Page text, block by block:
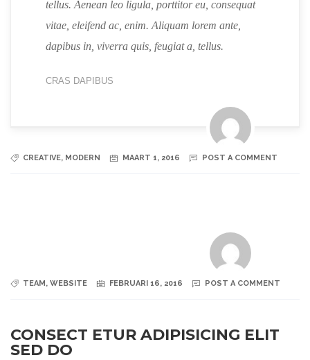
tellus. Aenean leo ligula, porttitor eu, consequat
vitae, eleifend ac, enim. Aliquam lorem ante,
dapibus in, viverra quis, feugiat a, tellus.
CRAS DAPIBUS
CREATIVE, MODERN MAART 1, 2016 POST A COMMENT
TEAM , WEBSITE FEBRUARI 16, 2016 POST A COMMENT
CONSECT ETUR ADIPISICING ELIT
SED DO